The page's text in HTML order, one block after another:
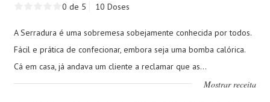
0 de 5 10 Doses
A Serradura é uma sobremesa sobejamente conhecida por todos.
Fácil e prática de confecionar, embora seja uma bomba calórica.
Cá em casa, já andava um cliente a reclamar que as...
Mostrar receita